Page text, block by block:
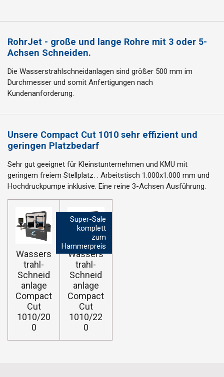
RohrJet - große und lange Rohre mit 3 oder 5-
Achsen Schneiden.
Die Wasserstrahlschneidanlagen sind größer 500 mm im
Durchmesser und somit Anfertigungen nach
Kundenanforderung.
Unsere Compact Cut 1010 sehr effizient und
geringen Platzbedarf
Sehr gut geeignet für Kleinstunternehmen und KMU mit
geringem freiem Stellplatz. . Arbeitstisch 1.000x1.000 mm und
Hochdruckpumpe inklusive. Eine reine 3-Achsen Ausführung.
Wassers
trahl-
Schneid
anlage
Compact
Cut
1010/20
0
Super-Sale
komplett
zum
Hammerpreis
Wassers
trahl-
Schneid
anlage
Compact
Cut
1010/22
0